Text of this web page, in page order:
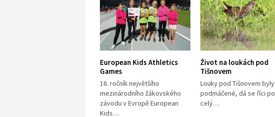
European Kids Athletics
Games
16. ročník největšího
mezinárodního žákovského
závodu v Evropě European
Kids…
Život na loukách pod
Tišnovem
Louky pod Tišnovem byly
podmáčené, dá se říci po
celý…